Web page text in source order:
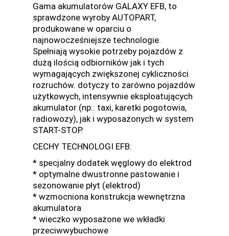
Gama akumulatorów GALAXY EFB, to
sprawdzone wyroby AUTOPART,
produkowane w oparciu o
najnowocześniejsze technologie.
Spełniają wysokie potrzeby pojazdów z
dużą ilością odbiorników jak i tych
wymagających zwiększonej cykliczności
rozruchów. dotyczy to zarówno pojazdów
użytkowych, intensywnie eksploatujących
akumulator (np.: taxi, karetki pogotowia,
radiowozy), jak i wyposażonych w system
START-STOP.
CECHY TECHNOLOGI EFB:
* specjalny dodatek węglowy do elektrod
* optymalne dwustronne pastowanie i
sezonowanie płyt (elektrod)
* wzmocniona konstrukcja wewnętrzna
akumulatora
* wieczko wyposażone we wkładki
przeciwwybuchowe